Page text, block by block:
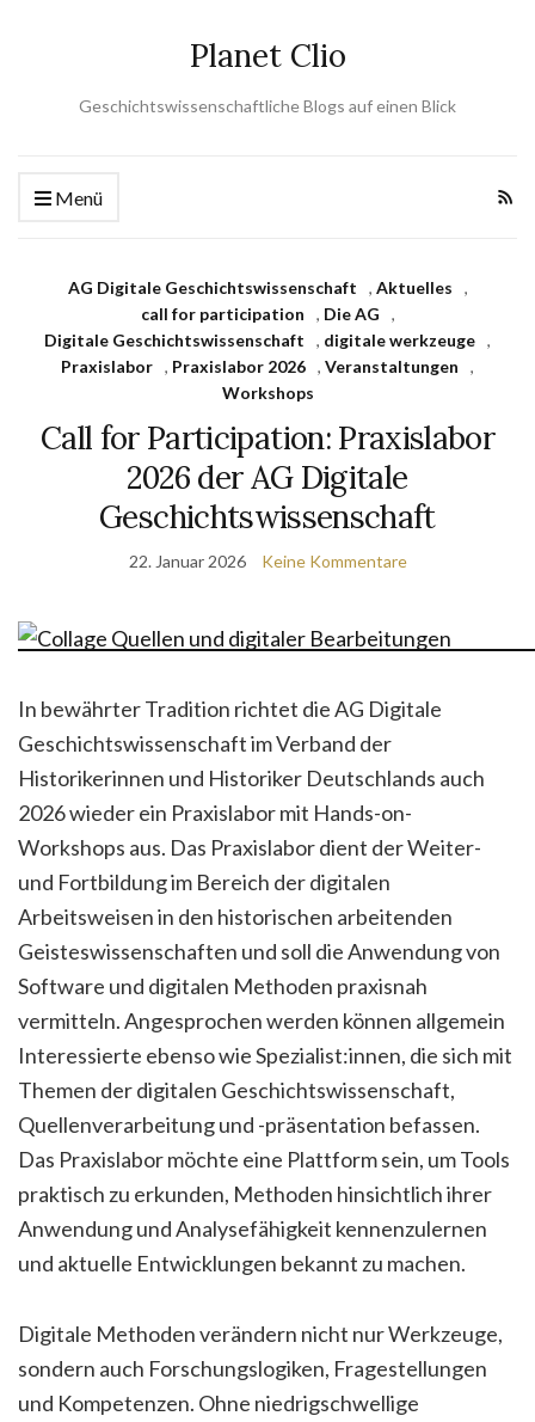
Planet Clio
Geschichtswissenschaftliche Blogs auf einen Blick
Menü
AG Digitale Geschichtswissenschaft , Aktuelles
,
call for participation
, Die AG
,
Digitale Geschichtswissenschaft
, digitale werkzeuge ,
Praxislabor , Praxislabor 2026 , Veranstaltungen
,
Workshops
Call for Participation: Praxislabor
2026 der AG Digitale
Geschichtswissenschaft
22. Januar 2026 Keine Kommentare
In bewährter Tradition richtet die AG Digitale
Geschichtswissenschaft im Verband der
Historikerinnen und Historiker Deutschlands auch
2026 wieder ein Praxislabor mit Hands-on-
Workshops aus. Das Praxislabor dient der Weiter-
und Fortbildung im Bereich der digitalen
Arbeitsweisen in den historischen arbeitenden
Geisteswissenschaften und soll die Anwendung von
Software und digitalen Methoden praxisnah
vermitteln. Angesprochen werden können allgemein
Interessierte ebenso wie Spezialist:innen, die sich mit
Themen der digitalen Geschichtswissenschaft,
Quellenverarbeitung und -präsentation befassen.
Das Praxislabor möchte eine Plattform sein, um Tools
praktisch zu erkunden, Methoden hinsichtlich ihrer
Anwendung und Analysefähigkeit kennenzulernen
und aktuelle Entwicklungen bekannt zu machen.
Digitale Methoden verändern nicht nur Werkzeuge,
sondern auch Forschungslogiken, Fragestellungen
und Kompetenzen. Ohne niedrigschwellige